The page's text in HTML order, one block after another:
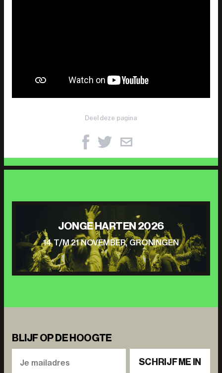
Deel deze pagina
JONGE HARTEN 2026
14 T/M 21 NOVEMBER, GRONINGEN
BLIJF OP DE HOOGTE
SCHRIJF ME IN